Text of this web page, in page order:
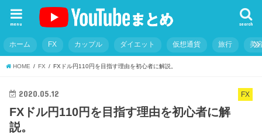
search
menu
ホーム FX カップル ダイエット 仮想通貨 旅行 美
HOME FX FXドル円110円を目指す理由を初心者に解説。
FX
2020.05.12
FXドル円110円を目指す理由を初心者に解
説。